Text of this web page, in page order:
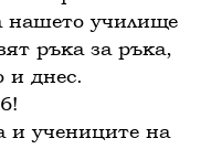
нашето училище
ръка за ръка,
и днес.
и учениците на